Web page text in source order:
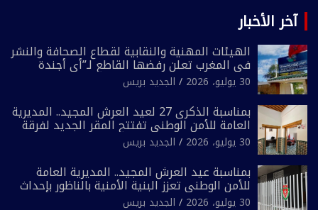
آخر الأخبار
الهيئات المهنية والنقابية لقطاع الصحافة والنشر
في المغرب تعلن رفضها القاطع لـ”أي أجندة
انتخابية مُعدة على مقاس سياسي ومصلحي
ضيق”
30 يوليو، 2026 الجديد بريس
بمناسبة الذكرى 27 لعيد العرش المجيد.. المديرية
العامة للأمن الوطني تفتتح المقر الجديد لفرقة
الشرطة السياحية بفاس
30 يوليو، 2026 الجديد بريس
بمناسبة عيد العرش المجيد.. المديرية العامة
للأمن الوطني تعزز البنية الأمنية بالناظور بإحداث
فرقتين جديدتين
30 يوليو، 2026 الجديد بريس